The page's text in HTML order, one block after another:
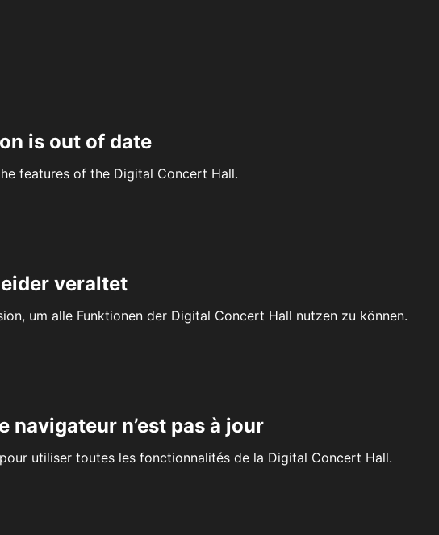
is out of date
features of the Digital Concert Hall.
veraltet
um alle Funktionen der Digital Concert Hall nutzen zu können.
navigateur n’est pas à jour
utiliser toutes les fonctionnalités de la Digital Concert Hall.